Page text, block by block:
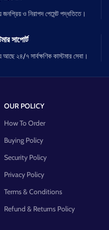
ও নিরাপদ পেমেন্ট পদ্ধতিতে।
সাপোর্ট
২৪/৭ সার্বক্ষণিক কাস্টমার সেবা।
OUR POLICY
How To Order
Buying Policy
Security Policy
Privacy Policy
Terms & Conditions
Refund & Returns Policy